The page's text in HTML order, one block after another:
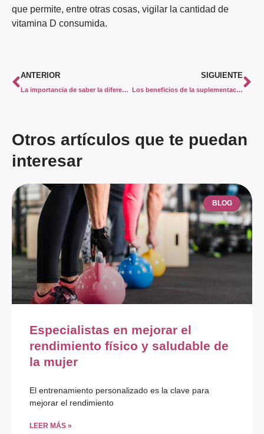
que permite, entre otras cosas, vigilar la cantidad de
vitamina D consumida.
ANTERIOR
La importancia de saber la diferencia entre quemar grasa y perder peso
SIGUIENTE
Los beneficios de la suplementación deportiva acompañada de buena alimentación
Otros artículos que te puedan
interesar
BLOG
Especialistas en mejorar el
rendimiento físico y saludable de
la mujer
El entrenamiento personalizado es la clave para
mejorar el rendimiento
LEER MÁS »